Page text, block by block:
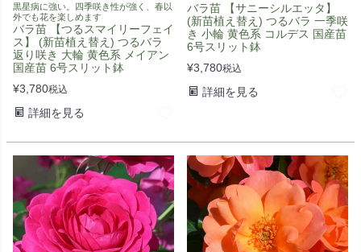
黒星病に強い。四季咲き性が強く、春以
外でも花を楽しめます
バラ苗 【つるスマイリーフェイ
ス】 (新苗植え替え) つるバラ
返り咲き 大輪 黄色系 メイアン
国産苗 6号スリット鉢
¥3,780税込
詳細を見る
バラ苗 【サニーシルエッタ】
(新苗植え替え) つるバラ 一季咲
き 小輪 黄色系 コルデス 国産苗
6号スリット鉢
¥3,780税込
詳細を見る